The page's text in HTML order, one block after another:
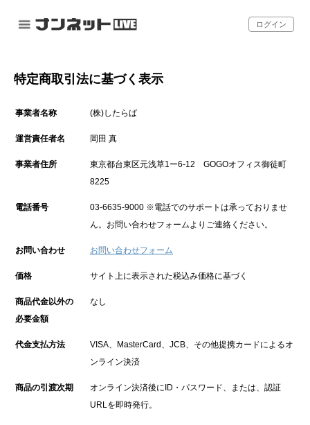
ログイン
特定商取引法に基づく表示
事業者名称 (株)したらば
運営責任者名 岡田 真
事業者住所
東京都台東区元浅草1ー6-12 GOGOオフィス御徒町
8225
電話番号
03-6635-9000 ※電話でのサポートは承っておりませ
ん。お問い合わせフォームよりご連絡ください。
お問い合わせ お問い合わせフォーム
価格 サイト上に表示された税込み価格に基づく
商品代金以外の
必要金額
なし
代金支払方法
VISA、MasterCard、JCB、その他提携カードによるオ
ンライン決済
商品の引渡次期
オンライン決済後にID・パスワード、または、認証
URLを即時発行。